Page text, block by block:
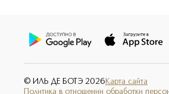
© ИЛЬ ДЕ БОТЭ 2026 Карта сайта
Политика в отношении обработки